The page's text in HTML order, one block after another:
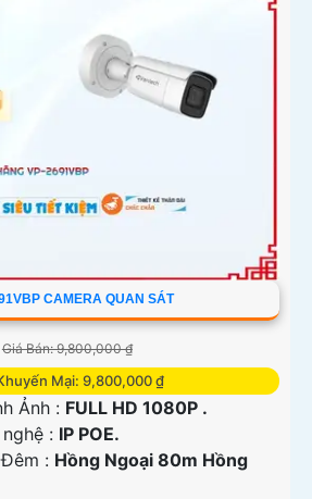
CAMERA QUAN SÁT
Giá Bán: 9,800,000 ₫
Mại: 9,800,000 ₫
Ảnh : FULL HD 1080P .
: IP POE.
: Hồng Ngoại 80m Hồng